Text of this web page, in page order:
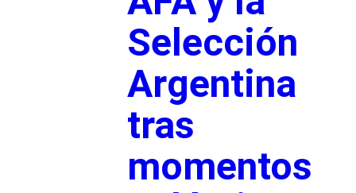
Selección
Argentina
tras
momentos